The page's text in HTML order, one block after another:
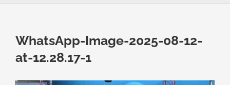
WhatsApp-Image-2025-08-12-
at-12.28.17-1